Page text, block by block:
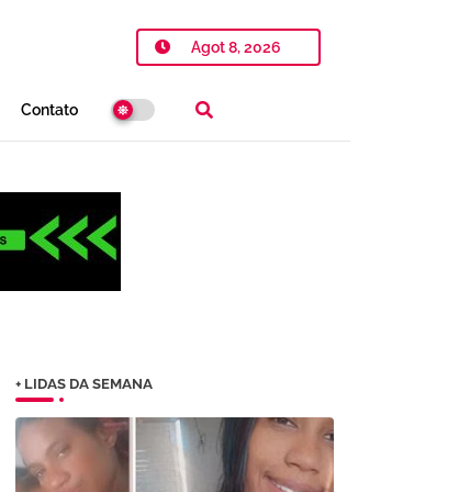
Agot 8, 2026
Contato
+ LIDAS DA SEMANA